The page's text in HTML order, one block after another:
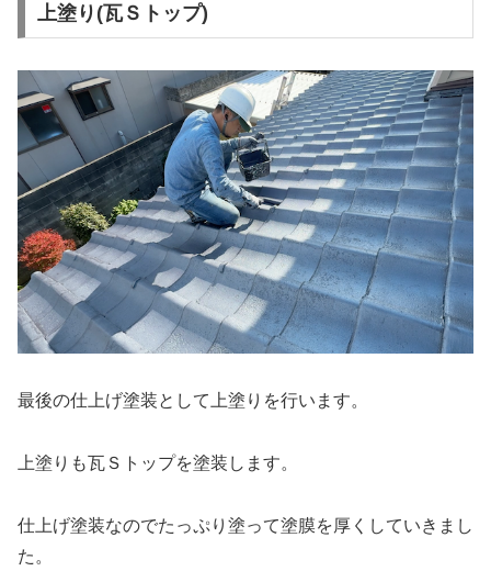
上塗り(瓦Ｓトップ)
最後の仕上げ塗装として上塗りを行います。
上塗りも瓦Ｓトップを塗装します。
仕上げ塗装なのでたっぷり塗って塗膜を厚くしていきまし
た。